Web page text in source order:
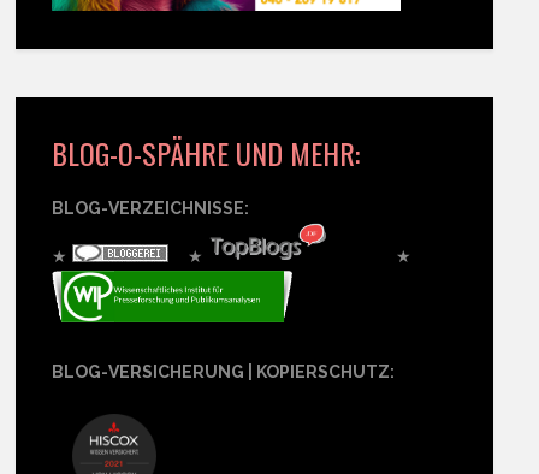
BLOG-O-SPÄHRE UND MEHR:
BLOG-VERZEICHNISSE:
★ ★ ★
BLOG-VERSICHERUNG | KOPIERSCHUTZ: